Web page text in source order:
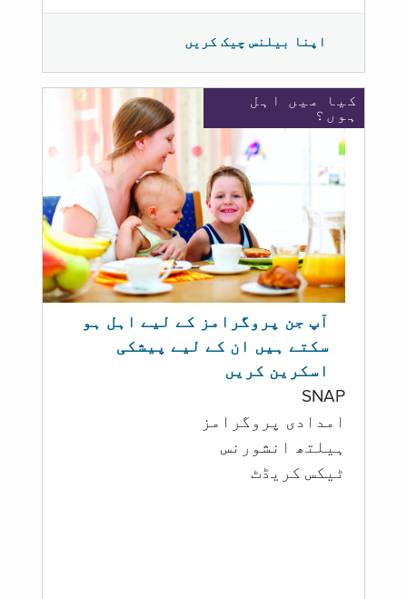
اپنا بیلنس چیک کریں
کیا میں اہل
ہوں؟
آپ جن پروگرامز کے لیے اہل ہو
سکتے ہیں ان کے لیے پیشکی
اسکرین کریں
SNAP
امدادی پروگرامز
‏ہیلتھ انشورنس
ٹیکس کریڈٹ